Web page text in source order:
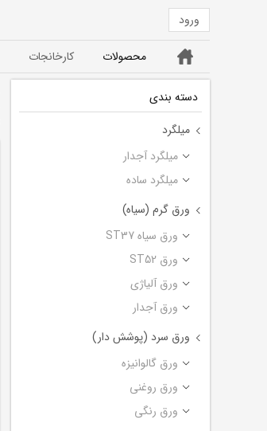
ورود
خانه محصولات کارخانجات
دسته بندی
میلگرد
میلگرد آجدار
میلگرد ساده
ورق گرم (سیاه)
ورق سیاه ST37
ورق ST52
ورق آلیاژی
ورق آجدار
ورق سرد (پوشش دار)
ورق گالوانیزه
ورق روغنی
ورق رنگی